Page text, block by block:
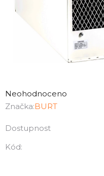
hodnocení
produktu
0,0
z
Neohodnoceno
Značka:BURT
Dostupnost
Kód: